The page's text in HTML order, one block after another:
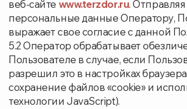
7.1. Пользователь может получить любые
разъяснения по интересующим вопросам,
касающимся обработки его персональных данных,
обратившись к Оператору с помощью электронной
почты
bizlimited@ro.ru, либо на почтовый адрес
Оператора 1140006, Московская область, г.
Люберцы, Ул. Южная, дом 26, кв.173
7.2. В данном документе будут отражены любые
изменения политики обработки персональных
данных Оператором. В случае существенных